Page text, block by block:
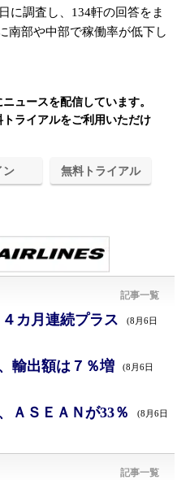
に調査し、134軒の回答をま
南部や中部で稼働率が低下し
ュースを配信しています。
ライアルをご利用いただけ
ン 無料トライアル
記事一覧
カ月連続プラス (8月6日
輸出額は７％増 (8月6日
ＡＳＥＡＮが33％ (8月6日
記事一覧